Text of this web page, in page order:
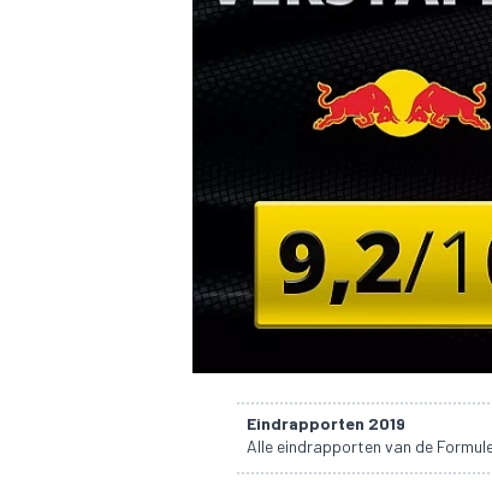
Eindrapporten 2019
Alle eindrapporten van de